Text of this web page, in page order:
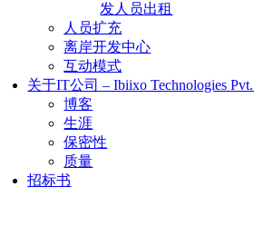
发人员出租
人员扩充
离岸开发中心
互动模式
关于IT公司 – Ibiixo Technologies
博客
生涯
保密性
质量
招标书